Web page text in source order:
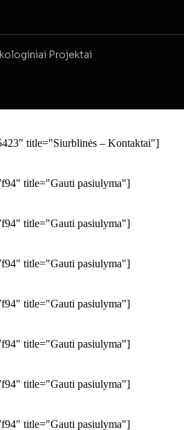
Projektai
title="Siurblinės – Kontaktai"]
title="Gauti pasiulyma"]
title="Gauti pasiulyma"]
title="Gauti pasiulyma"]
title="Gauti pasiulyma"]
title="Gauti pasiulyma"]
title="Gauti pasiulyma"]
title="Gauti pasiulyma"]